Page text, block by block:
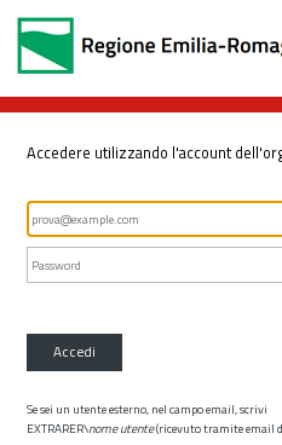
Accedere utilizzando l'account
Accedi
Se sei un utente esterno, nel campo email, scrivi
EXTRARER\nome utente(ricevuto tramite email